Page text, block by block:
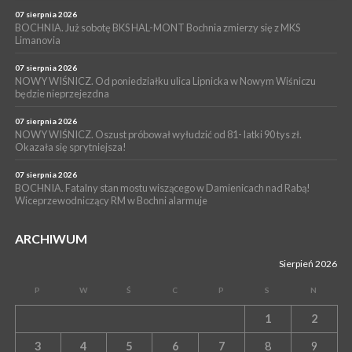
NASZ NEWS. Powstał Komitet Ochrony Ładu
Przestrzennego Miasta Bochnia. To odpowiedź na działania
magistratu
07 sierpnia 2026
BOCHNIA. Już sobotę BKS HAL-MONT Bochnia zmierzy się z MKS
Limanovia
07 sierpnia 2026
NOWY WIŚNICZ. Od poniedziałku ulica Lipnicka w Nowym Wiśniczu
będzie nieprzejezdna
07 sierpnia 2026
NOWY WIŚNICZ. Oszust próbował wyłudzić od 81- latki 90 tys zł.
Okazała się sprytniejsza!
07 sierpnia 2026
BOCHNIA. Fatalny stan mostu wiszącego w Damienicach nad Rabą!
Wiceprzewodniczący RM w Bochni alarmuje
ARCHIWUM
Sierpień 2026
P W Ś C P S N
1 2
3 4 5 6 7 8 9